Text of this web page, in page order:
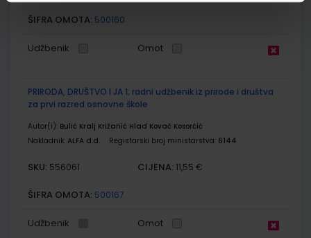
ŠIFRA OMOTA: 500160
Udžbenik Omot
PRIRODA, DRUŠTVO I JA 1; radni udžbenik iz prirode i društva
za prvi razred osnovne škole
Autor(i): Bulić Kralj Križanić Hlad Kovač Kosorčić
Nakladnik: ALFA d.d. Registarski broj ministarstva: 6144
SKU: 556061 CIJENA: 11,55 €
ŠIFRA OMOTA: 500167
Udžbenik Omot